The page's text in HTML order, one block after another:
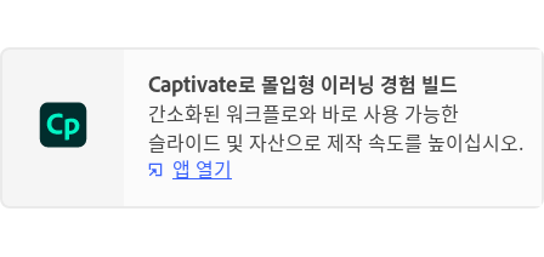
Captivate로 몰입형 이러닝 경험 빌드
간소화된 워크플로와 바로 사용 가능한
슬라이드 및 자산으로 제작 속도를 높이십시오.
앱 열기